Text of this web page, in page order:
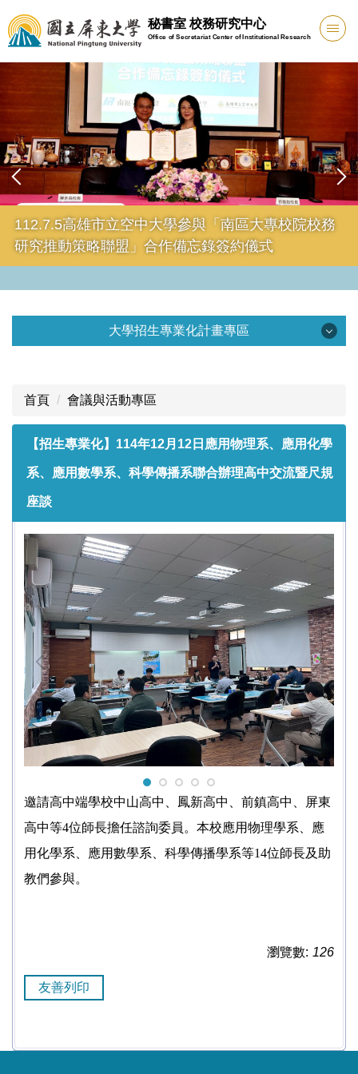
跳
到
主
內
容
區
秘書室 校務研究中心
Office of Secretariat Center of Institutional Research
112.7.5高雄市立空中大學參與「南區大專校院校務
研究推動策略聯盟」合作備忘錄簽約儀式
大學招生專業化計畫專區
中心首頁/所有消息
專區首頁
計畫簡介
校務研究議題
數據儀表板
會議與活動專區
首頁 會議與活動專區
【招生專業化】114年12月12日應用物理系、應用化學
系、應用數學系、科學傳播系聯合辦理高中交流暨尺規
座談
邀請高中端學校中山高中、鳳新高中、前鎮高中、屏東
高中等4位師長擔任諮詢委員。本校應用物理學系、應
用化學系、應用數學系、科學傳播學系等14位師長及助
教們參與。
瀏覽數: 126
友善列印